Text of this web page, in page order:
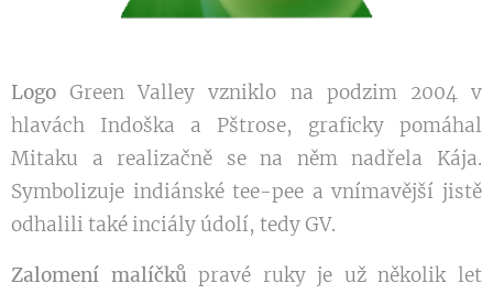
Logo Green Valley vzniklo na podzim 2004 v
hlavách Indoška a Pštrose, graficky pomáhal
Mitaku a realizačně se na něm nadřela Kája.
Symbolizuje indiánské tee-pee a vnímavější jistě
odhalili také inciály údolí, tedy GV.
Zalomení malíčkůpravé ruky je už několik let